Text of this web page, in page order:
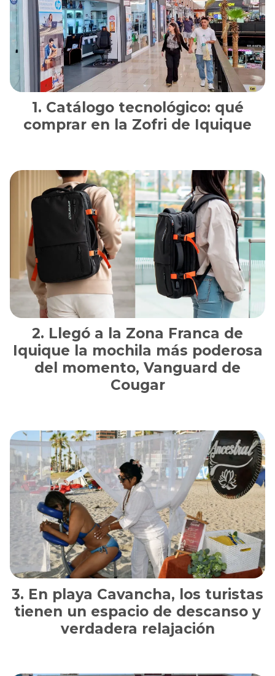
Catálogo tecnológico: qué
comprar en la Zofri de Iquique
Llegó a la Zona Franca de
Iquique la mochila más poderosa
del momento, Vanguard de
Cougar
En playa Cavancha, los turistas
tienen un espacio de descanso y
verdadera relajación